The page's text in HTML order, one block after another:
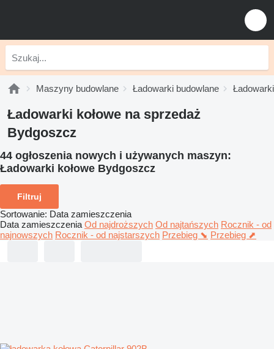
Maszyny budowlane Ładowarki budowlane
Ładowarki kołowe na sprzedaż
Bydgoszcz
44 ogłoszenia nowych i używanych maszyn:
Ładowarki kołowe Bydgoszcz
Filtruj
Sortowanie: Data zamieszczenia
Data zamieszczenia Od najdroższych Od najtańszych Rocznik - od
najnowszych Rocznik - od najstarszych Przebieg ⬊ Przebieg ⬈